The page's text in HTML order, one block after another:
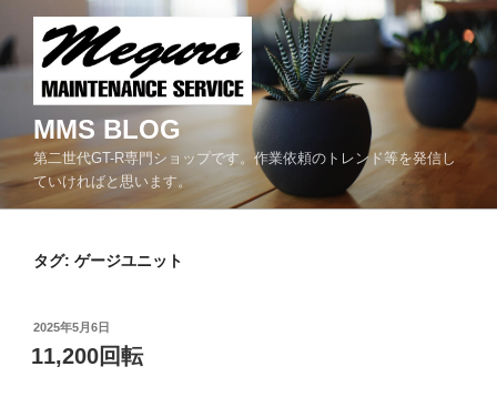
ン
テ
へ
MMS BLOG
第二世代GT-R専門ショップです。作業依頼のトレンド等を発信し
ていければと思います。
タグ: ゲージユニット
投
稿
日:
2025年5月6日
11,200回転